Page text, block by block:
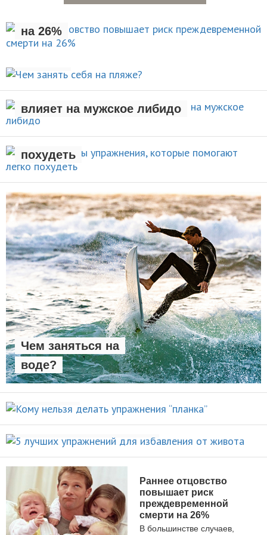
на 26%
Чем занять себя на
АКТИВНЫЙ ОТДЫХ
Рождение ребенка негативно
влияет на мужское либидо
НОВОСТИ
Стали известны упражнения,
которые помогают легко
похудеть
НОВОСТИ
Чем заняться на
воде?
ВИДЫ СПОРТА
Кому нельзя делать упражнения
“планка”
НОВОСТИ
5 лучших упражнений для
избавления от живота
ПОХУДЕНИЕ
Раннее отцовство
повышает риск
преждевременной
смерти на 26%
В большинстве случаев,